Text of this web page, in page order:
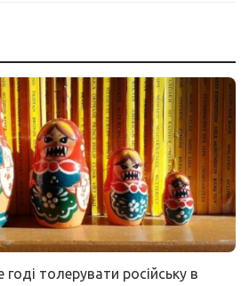
толерувати російську в